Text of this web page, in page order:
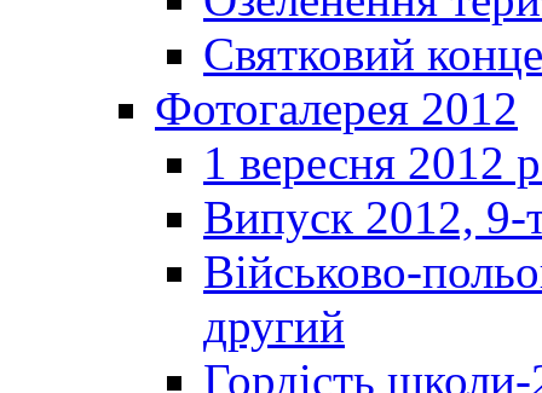
Святковий
Фотогалерея 2012
1 вересня 2012
Випуск 2012, 9-
Військово-
другий
Гордість